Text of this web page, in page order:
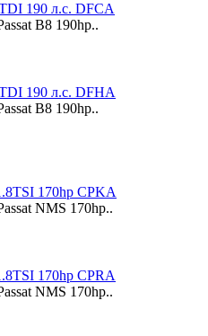
190 л.с. DFCA
B8 190hp..
190 л.с. DFHA
B8 190hp..
170hp CPKA
NMS 170hp..
170hp CPRA
NMS 170hp..